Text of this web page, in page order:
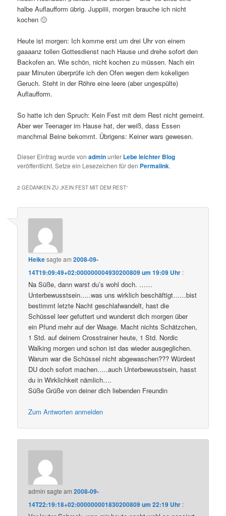
halbe Auflaufform übrig. Juppiiii, morgen brauche ich nicht
kochen 🙂
Heute ist morgen: Ich komme erst um drei Uhr von einem
gaaaanz tollen Gottesdienst nach Hause und drehe sofort den
Backofen an. Wie schön, nicht kochen zu müssen. Nach ein
paar Minuten überprüfe ich den Ofen wegen dem kokeligen
Geruch. Steht in der Röhre eine leere (aber ungespülte)
Auflaufform.
So hatte ich den Spruch: Kein Fest mit dem Rest nicht gemeint.
Aber wer Teenager im Hause hat, der weiß, dass Essen
manchmal Beine bekommt. Übrigens: Keiner wars gewesen.
Dieser Eintrag wurde vonadminunter Lebe leichter Blog
veröffentlicht. Setze ein Lesezeichen für den Permalink.
2 GEDANKEN ZU „KEIN FEST MIT DEM REST“
Heikesagte am2008-09-
14T19:09:49+02:000000004930200809 um 19:09 Uhr :
Na Süße, dann warst du’s wohl doch. ……
Unterbewusstsein…..was uns wirklich beschäftigt……bist
bestimmt letzte Nacht geschlafwandelt, hast die
Schüssel leer gefuttert und wunderst dich morgen über
ein Pfund mehr auf der Waage. Macht nichts Schätzchen,
1 Std. auf deinem Crosstrainer heute, 1 Std. Nordic
Walking morgen und schon ist das wieder ausgeglichen.
Warum war die Schüssel nicht abgewaschen??? Würdest
DU doch sofort machen…..auch Unterbewusstsein, hasst
du in Wirklichkeit nämlich….
Süße Grüße von deiner dich liebenden Freundin
Zum Antworten anmelden
admin sagte am2008-09-
14T22:19:18+02:000000001830200809 um 22:19 Uhr :